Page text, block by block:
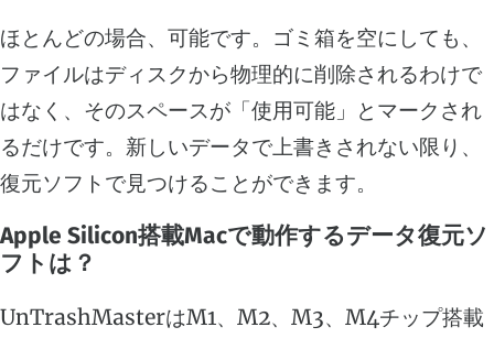
ほとんどの場合、可能です。ゴミ箱を空にしても、
ファイルはディスクから物理的に削除されるわけで
はなく、そのスペースが「使用可能」とマークされ
るだけです。新しいデータで上書きされない限り、
復元ソフトで見つけることができます。
Apple Silicon搭載Macで動作するデータ復元ソ
フトは？
UnTrashMasterはM1、M2、M3、M4チップ搭載